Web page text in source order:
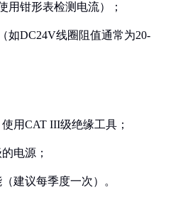
用钳形表检测电流）；
如DC24V线圈阻值通常为20-
用CAT III级绝缘工具；
电源；
建议每季度一次）。